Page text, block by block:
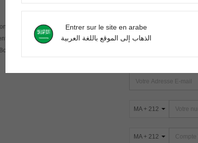
TROUVEZ-NOUS SUR
ABONNEZ-VOUS À
PREMIÈRE ! (VOUS
MA + 212
MA + 212
Entrer sur le site en arabe
الذهاب إلى الموقع باللغة العربية